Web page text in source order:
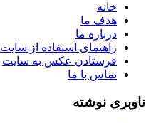
خانه
هدف ما
درباره ما
راهنمای استفاده از سایت
فرستادن عکس به سایت
تماس با ما
ناوبری نوشته